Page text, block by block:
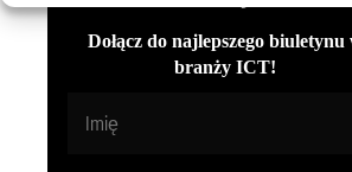
Dołącz do najlepszego biuletynu
branży ICT!